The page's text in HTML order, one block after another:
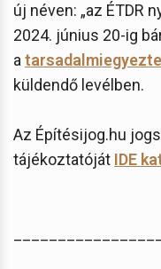
új néven: „az ÉTDR
2024. június 20-ig
a
küldendő levélben.
Az Építésijog.hu
tájékoztatóját IDE